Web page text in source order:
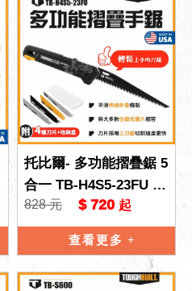
托比爾- 多功能摺疊鋸 5
合一 TB-H4S5-23FU 附
收納盒 軍刀鋸 TB 托比
爾 軍刀鋸片
828 元 $ 720 起
查看更多